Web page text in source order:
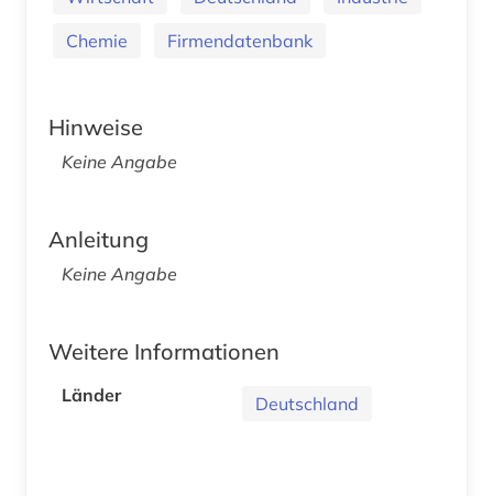
Chemie
Firmendatenbank
Hinweise
Keine Angabe
Anleitung
Keine Angabe
Weitere Informationen
Länder Deutschland